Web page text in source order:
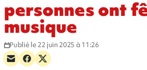
personnes ont
musique
Publié le 22 juin 2025 à 11:26